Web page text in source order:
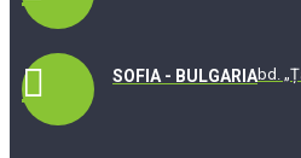
SOFIA - BULGARIAbd.